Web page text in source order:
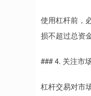
使用杠杆前，
损不超过总资
### 4. 关注市
杠杆交易对市